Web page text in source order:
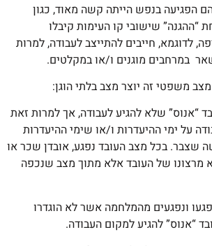
הפגיעה בנפש הייתה קשה מאוד, כגון
“ההגנה” שישובי קו העימות קיבלו
לדוגמא, חייבים להתייצב לעבודה, למרות
במרחבים מוגנים ו/או במקלטים.
משפטי זה יוצר מצב בלתי הוגן:
“אנוס” שלא להגיע לעבודה, אך למרות זאת
על ימי ההיעדרות ו/או שימי ההיעדרות
שצבר. בכל מצב העובד נפגע, אובדן שכר או
מרצונו של העובד אלא מתוך מצב שנכפה
ונפגעים מהמלחמה אשר לא הוגדרו
“אנוס” להגיע למקום העבודה.